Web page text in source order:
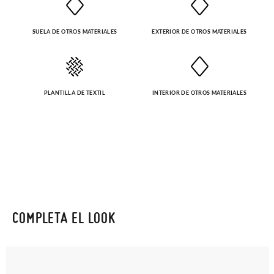
SUELA DE OTROS MATERIALES EXTERIOR DE OTROS MATERIALES
PLANTILLA DE TEXTIL INTERIOR DE OTROS MATERIALES
COMPLETA EL LOOK